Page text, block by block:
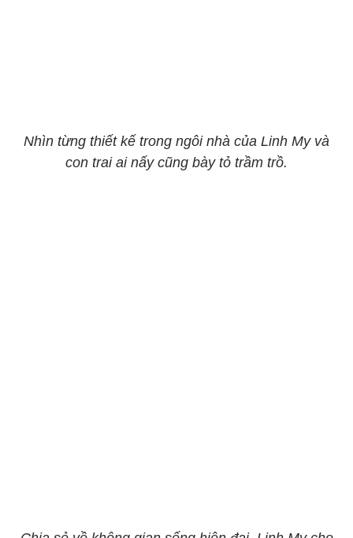
Nhìn từng thiết kế trong ngôi nhà của Linh My và
con trai ai nấy cũng bày tỏ trầm trồ.